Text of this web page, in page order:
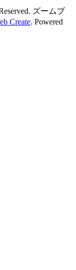
ズームブ
Create. Powered